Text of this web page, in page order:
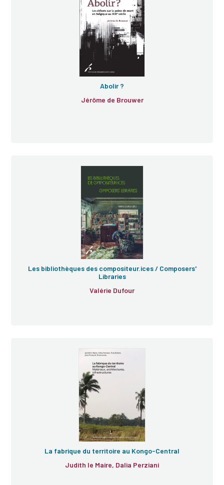
Abolir ?
Jérôme de Brouwer
Les bibliothèques des compositeur.ices / Composers'
Libraries
Valérie Dufour
La fabrique du territoire au Kongo-Central
Judith le Maire, Dalia Perziani